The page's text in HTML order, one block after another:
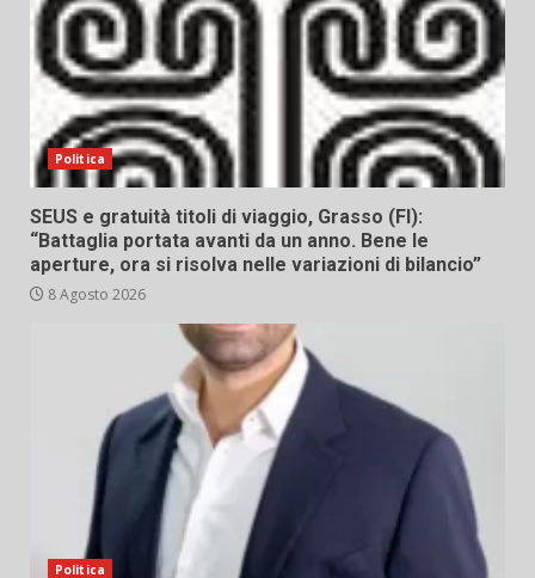
Politica
SEUS e gratuità titoli di viaggio, Grasso (FI):
“Battaglia portata avanti da un anno. Bene le
aperture, ora si risolva nelle variazioni di bilancio”
8 Agosto 2026
Politica